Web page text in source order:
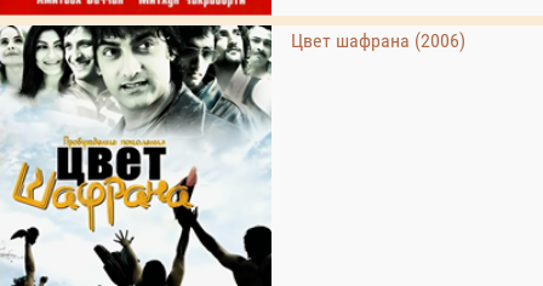
Цвет шафрана (2006)